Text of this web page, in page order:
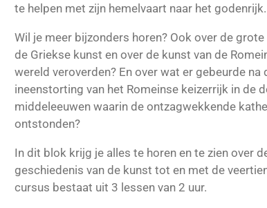
te helpen met zijn hemelvaart naar het godenrijk.
Wil je meer bijzonders horen? Ook over de
de Griekse kunst en over de kunst van de
wereld veroverden? En over wat er gebeurde na
ineenstorting van het Romeinse keizerrijk in de
middeleeuwen waarin de ontzagwekkende
ontstonden?
In dit blok krijg je alles te horen en te zien over
geschiedenis van de kunst tot en met de
cursus bestaat uit 3 lessen van 2 uur.